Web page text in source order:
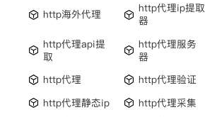
http海外代理
http代理ip提取
器
http代理api提
取
http代理服务
器
http代理 http代理验证
http代理静态ip
http代理采集